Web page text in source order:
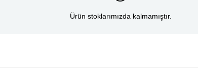
Ürün stoklarımızda kalmamıştır.